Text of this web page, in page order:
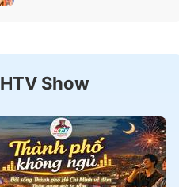
HTV Show